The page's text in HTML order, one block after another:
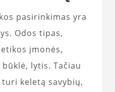
pasirinkimas yra
Odos tipas,
įmonės,
lytis. Tačiau
keletą savybių,